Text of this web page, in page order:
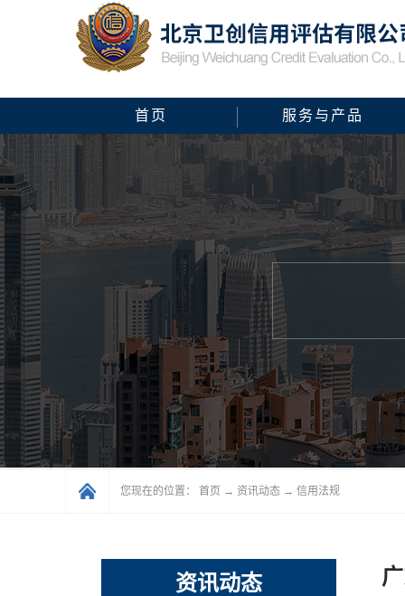
首页 服务与产品
您现在的位置： 首页 → 资讯动态 → 信用法规
资讯动态